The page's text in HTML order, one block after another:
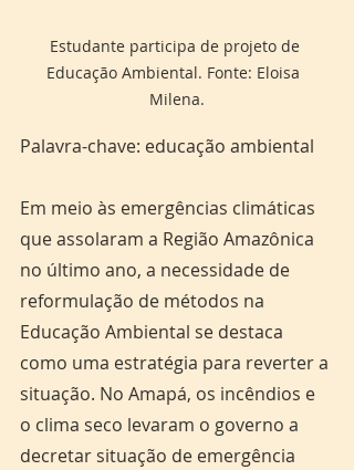
Estudante participa de projeto de
Educação Ambiental. Fonte: Eloisa
Milena.
Palavra-chave: educação ambiental
Em meio às emergências climáticas
que assolaram a Região Amazônica
no último ano, a necessidade de
reformulação de métodos na
Educação Ambiental se destaca
como uma estratégia para reverter a
situação. No Amapá, os incêndios e
o clima seco levaram o governo a
decretar situação de emergência